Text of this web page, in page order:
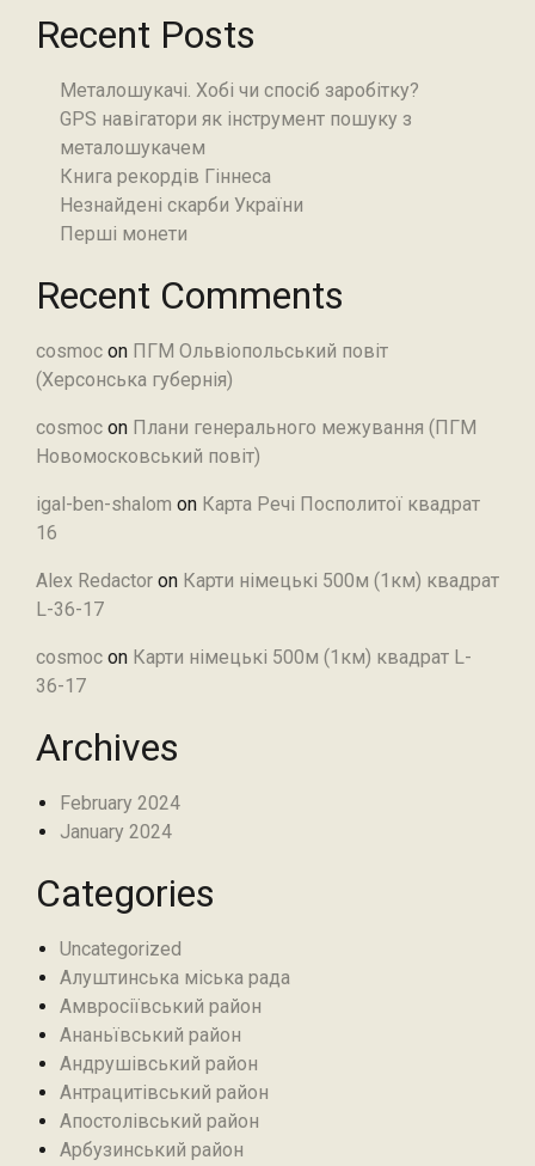
Recent Posts
Металошукачі. Хобі чи спосіб заробітку?
GPS навігатори як інструмент пошуку з
металошукачем
Книга рекордів Гіннеса
Незнайдені скарби України
Перші монети
Recent Comments
cosmoc on ПГМ Ольвіопольський повіт
(Херсонська губернія)
cosmoc on Плани генерального межування (ПГМ
Новомосковський повіт)
igal-ben-shalom on Карта Речі Посполитої квадрат
16
Alex Redactor on Карти німецькі 500м (1км) квадрат
L-36-17
cosmoc on Карти німецькі 500м (1км) квадрат L-
36-17
Archives
February 2024
January 2024
Categories
Uncategorized
Алуштинська міська рада
Амвросіївський район
Ананьївський район‎
Андрушівський район‎
Антрацитівський район‎
Апостолівський район
Арбузинський район‎